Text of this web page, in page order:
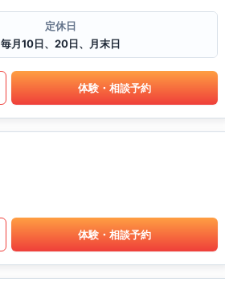
定休日
毎月10日、20日、月末日
体験・相談予約
体験・相談予約